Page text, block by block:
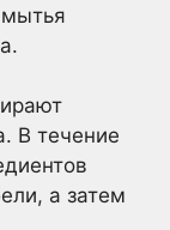
В течение
а затем